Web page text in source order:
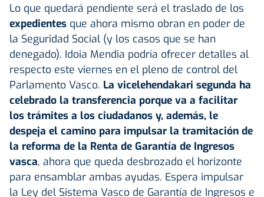
Lo que quedará pendiente será el traslado de los
expedientes que ahora mismo obran en poder de
la Seguridad Social (y los casos que se han
denegado). Idoia Mendia podría ofrecer detalles al
respecto este viernes en el pleno de control del
Parlamento Vasco. La vicelehendakari segunda ha
celebrado la transferencia porque va a facilitar
los trámites a los ciudadanos y, además, le
despeja el camino para impulsar la tramitación de
la reforma de la Renta de Garantía de Ingresos
vasca, ahora que queda desbrozado el horizonte
para ensamblar ambas ayudas. Espera impulsar
la Ley del Sistema Vasco de Garantía de Ingresos e